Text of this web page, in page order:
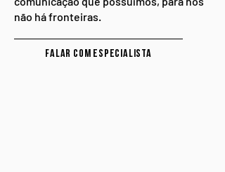
não há fronteiras.
Falar com especialista